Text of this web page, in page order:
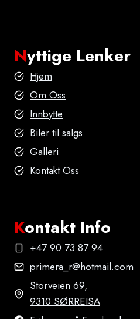
Nyttige Lenker
Hjem
Om Oss
Innbytte
Biler til salgs
Galleri
Kontakt Oss
Kontakt Info
+47 90 73 87 94
primera_r@hotmail.com
Storveien 69,
9310 SØRREISA